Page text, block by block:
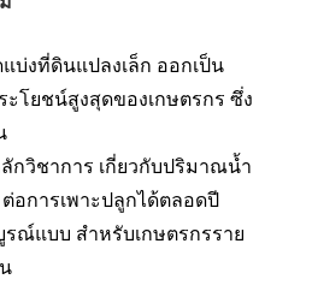
บ่งที่ดินแปลงเล็ก ออกเป็น
ะโยชน์สูงสุดของเกษตรกร ซึ่ง
กวิชาการ เกี่ยวกับปริมาณน้ำ
อการเพาะปลูกได้ตลอดปี
ณ์แบบ สำหรับเกษตรกรราย